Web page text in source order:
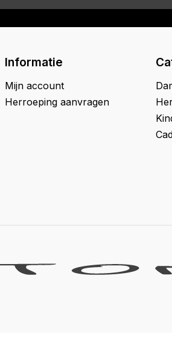
Informatie
Mijn account
Herroeping aanvragen